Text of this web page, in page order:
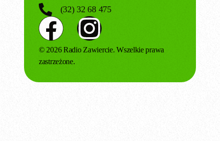
(32) 32 68 475
© 2026 Radio Zawiercie. Wszelkie prawa
zastrzeżone.